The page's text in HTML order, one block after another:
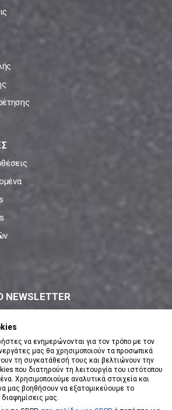
ΣΤΟ NEWSLETTER
να ενημερώνονται για τον τρόπο με τον
μας θα χρησιμοποιούν τα προσωπικά
τη συγκατάθεσή τους και βελτιώνουν την
που διατηρούν τη λειτουργία του ιστότοπου
Χρησιμοποιούμε αναλυτικά στοιχεία και
μας βοηθήσουν να εξατομικεύουμε το
μας.